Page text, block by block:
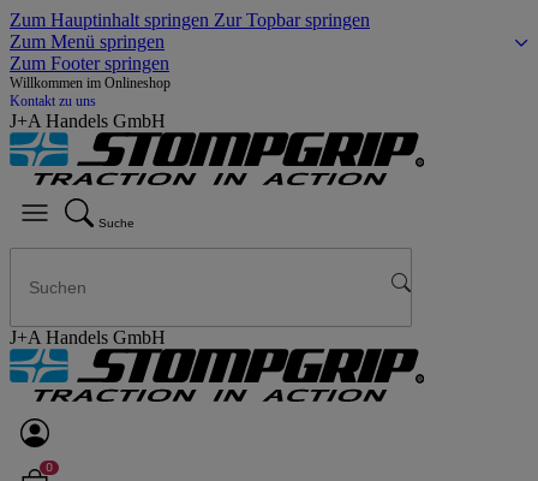
Zum Hauptinhalt springen Zur Topbar springen
Zum Menü springen
Zum Footer springen
Willkommen im Onlineshop
Kontakt zu uns
J+A Handels GmbH
Suche
J+A Handels GmbH
0